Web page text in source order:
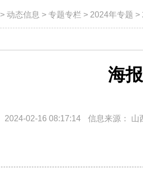
> 动态信息 > 专题专栏 > 2024年专题 >
海
2024-02-16 08:17:14 信息来源： 山